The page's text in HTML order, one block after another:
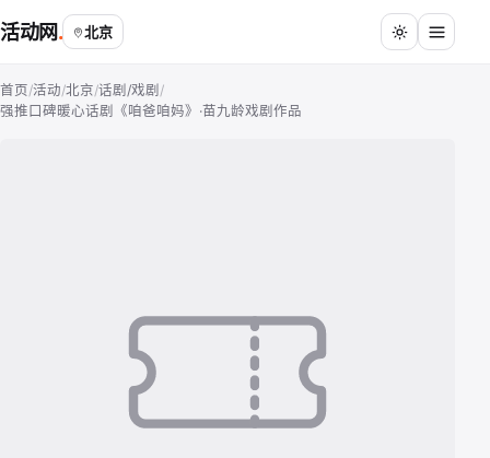
活动网 北京
首页/活动/北京/话剧/戏剧 /
强推口碑暖心话剧《咱爸咱妈》·苗九龄戏剧作品